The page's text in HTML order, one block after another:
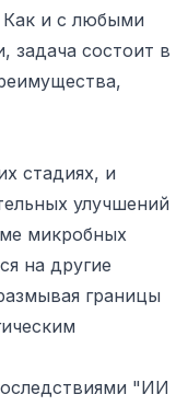
Как и с любыми
задача состоит в
стадиях, и
улучшений
микробных
на другие
границы
"ИИ